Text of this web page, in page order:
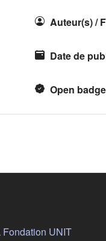
Auteur(s) /
Date de
Open badge
Fondation UNIT